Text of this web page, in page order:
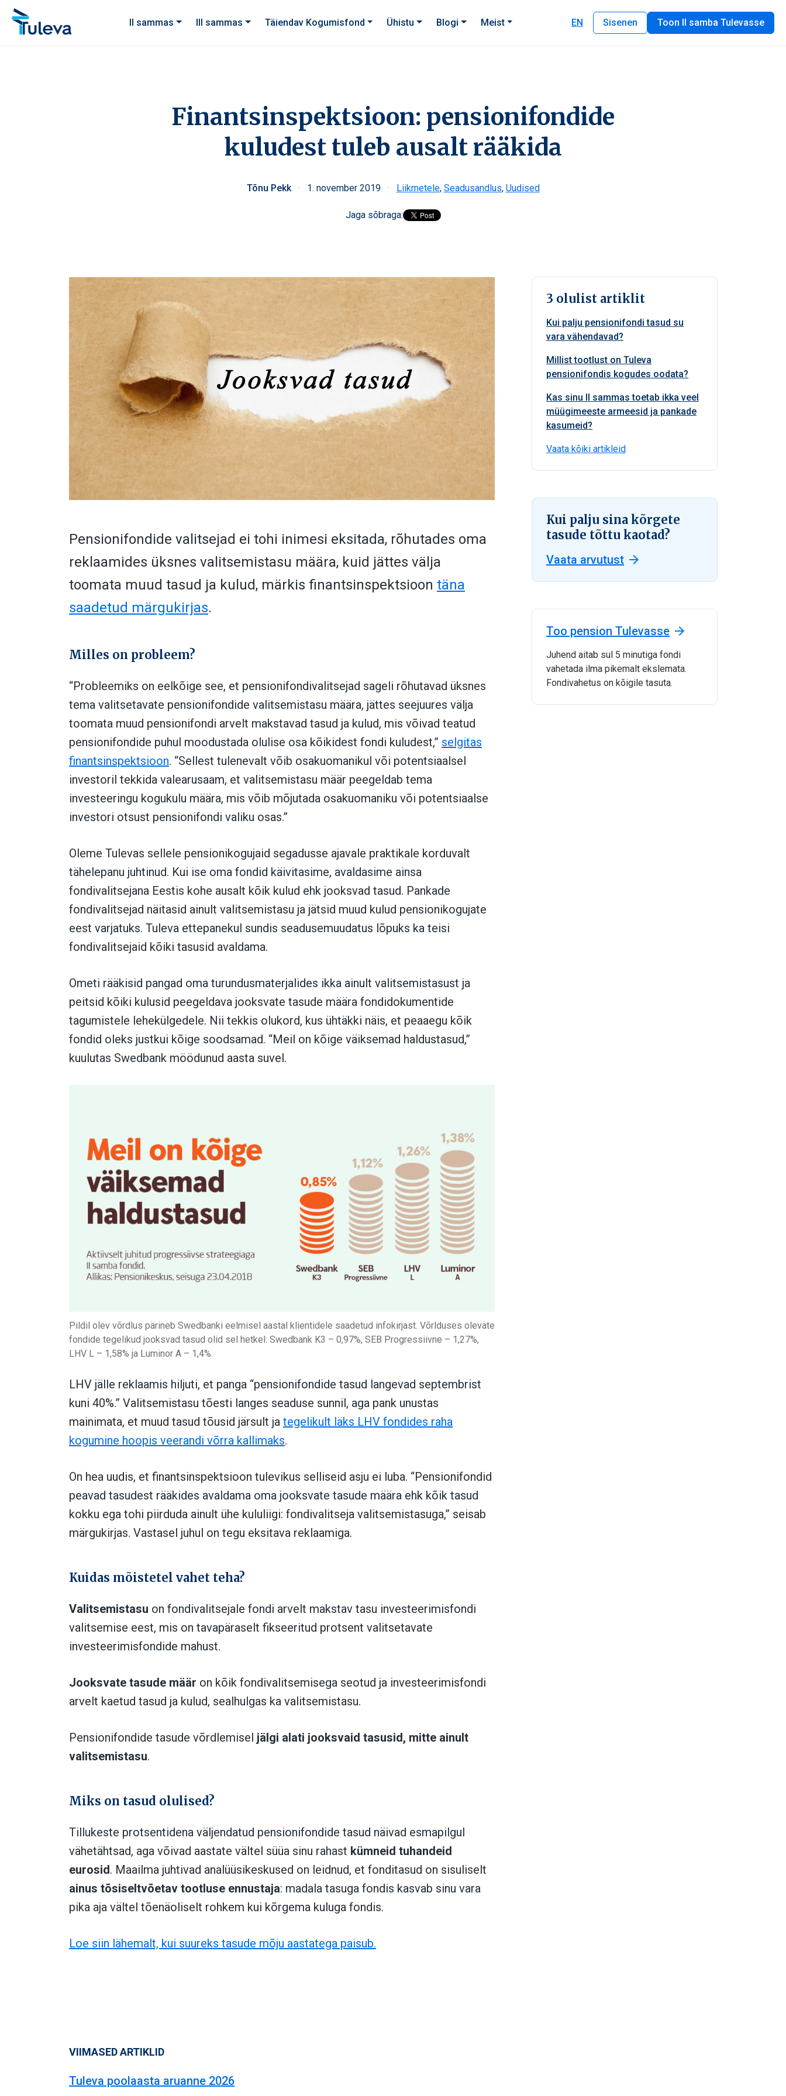
Liigu edasi sisu juurde
II sammas
III sammas Täiendav Kogumisfond Ühistu Blogi Meist EN Sisenen Toon II samba Tulevasse
Finantsinspektsioon: pensionifondide
kuludest tuleb ausalt rääkida
Tõnu Pekk · 1. november 2019 · Liikmetele, Seadusandlus, Uudised
Jaga sõbraga:
Pensionifondide valitsejad ei tohi inimesi eksitada, rõhutades oma
reklaamides üksnes valitsemistasu määra, kuid jättes välja
toomata muud tasud ja kulud, märkis finantsinspektsioon täna
saadetud märgukirjas.
Milles on probleem?
“Probleemiks on eelkõige see, et pensionifondivalitsejad sageli rõhutavad üksnes
tema valitsetavate pensionifondide valitsemistasu määra, jättes seejuures välja
toomata muud pensionifondi arvelt makstavad tasud ja kulud, mis võivad teatud
pensionifondide puhul moodustada olulise osa kõikidest fondi kuludest,” selgitas
finantsinspektsioon. “Sellest tulenevalt võib osakuomanikul või potentsiaalsel
investoril tekkida valearusaam, et valitsemistasu määr peegeldab tema
investeeringu kogukulu määra, mis võib mõjutada osakuomaniku või potentsiaalse
investori otsust pensionifondi valiku osas.”
Oleme Tulevas sellele pensionikogujaid segadusse ajavale praktikale korduvalt
tähelepanu juhtinud. Kui ise oma fondid käivitasime, avaldasime ainsa
fondivalitsejana Eestis kohe ausalt kõik kulud ehk jooksvad tasud. Pankade
fondivalitsejad näitasid ainult valitsemistasu ja jätsid muud kulud pensionikogujate
eest varjatuks. Tuleva ettepanekul sundis seadusemuudatus lõpuks ka teisi
fondivalitsejaid kõiki tasusid avaldama.
Ometi rääkisid pangad oma turundusmaterjalides ikka ainult valitsemistasust ja
peitsid kõiki kulusid peegeldava jooksvate tasude määra fondidokumentide
tagumistele lehekülgedele. Nii tekkis olukord, kus ühtäkki näis, et peaaegu kõik
fondid oleks justkui kõige soodsamad. “Meil on kõige väiksemad haldustasud,”
kuulutas Swedbank möödunud aasta suvel.
Pildil olev võrdlus pärineb Swedbanki eelmisel aastal klientidele saadetud infokirjast. Võrlduses olevate
fondide tegelikud jooksvad tasud olid sel hetkel: Swedbank K3 – 0,97%, SEB Progressiivne – 1,27%,
LHV L – 1,58% ja Luminor A – 1,4%.
LHV jälle reklaamis hiljuti, et panga “pensionifondide tasud langevad septembrist
kuni 40%.” Valitsemistasu tõesti langes seaduse sunnil, aga pank unustas
mainimata, et muud tasud tõusid järsult ja tegelikult läks LHV fondides raha
kogumine hoopis veerandi võrra kallimaks.
On hea uudis, et finantsinspektsioon tulevikus selliseid asju ei luba. “Pensionifondid
peavad tasudest rääkides avaldama oma jooksvate tasude määra ehk kõik tasud
kokku ega tohi piirduda ainult ühe kululiigi: fondivalitseja valitsemistasuga,” seisab
märgukirjas. Vastasel juhul on tegu eksitava reklaamiga.
Kuidas mõistetel vahet teha?
Valitsemistasu on fondivalitsejale fondi arvelt makstav tasu investeerimisfondi
valitsemise eest, mis on tavapäraselt fikseeritud protsent valitsetavate
investeerimisfondide mahust.
Jooksvate tasude määr on kõik fondivalitsemisega seotud ja investeerimisfondi
arvelt kaetud tasud ja kulud, sealhulgas ka valitsemistasu.
Pensionifondide tasude võrdlemisel jälgi alati jooksvaid tasusid, mitte ainult
valitsemistasu.
Miks on tasud olulised?
Tillukeste protsentidena väljendatud pensionifondide tasud näivad esmapilgul
vähetähtsad, aga võivad aastate vältel süüa sinu rahast kümneid tuhandeid
eurosid. Maailma juhtivad analüüsikeskused on leidnud, et fonditasud on sisuliselt
ainus tõsiseltvõetav tootluse ennustaja: madala tasuga fondis kasvab sinu vara
pika aja vältel tõenäoliselt rohkem kui kõrgema kuluga fondis.
Loe siin lähemalt, kui suureks tasude mõju aastatega paisub.
VIIMASED ARTIKLID
Tuleva poolaasta aruanne 2026
3 olulist artiklit
Kui palju pensionifondi tasud su
vara vähendavad?
Millist tootlust on Tuleva
pensionifondis kogudes oodata?
Kas sinu II sammas toetab ikka veel
müügimeeste armeesid ja pankade
kasumeid?
Vaata kõiki artikleid
Kui palju sina kõrgete
tasude tõttu kaotad?
Vaata arvutust
Too pension Tulevasse
Juhend aitab sul 5 minutiga fondi
vahetada ilma pikemalt ekslemata.
Fondivahetus on kõigile tasuta.